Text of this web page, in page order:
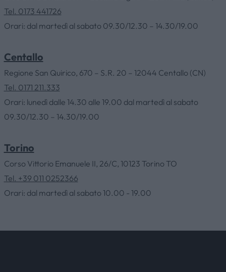
AZIENDA
Tel. 0173 441726
Orari: dal martedì al sabato 09.30/12.30 – 14.30/19.00
Centallo
Regione San Quirico, 670 – S.R. 20 – 12044 Centallo (CN)
Tel. 0171 211.333
Orari: lunedì dalle 14.30 alle 19.00 dal martedì al sabato
09.30/12.30 – 14.30/19.00
Torino
Corso Vittorio Emanuele II, 26/C, 10123 Torino TO
Tel. +39 011 0252366
Orari: dal martedì al sabato 10.00 - 19.00